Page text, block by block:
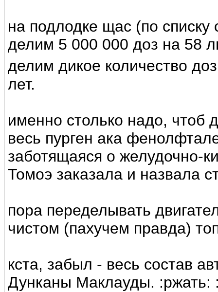
на подлодке щас (по списку
делим 5 000 000 доз на 58
делим дикое количество
лет.
именно столько надо,
весь пурген ака
заботящаяся о желудочно-
Томоэ заказала и назвала
пора переделывать
чистом (пахучем правда)
кста, забыл - весь состав
Дунканы Маклауды. :ржать: